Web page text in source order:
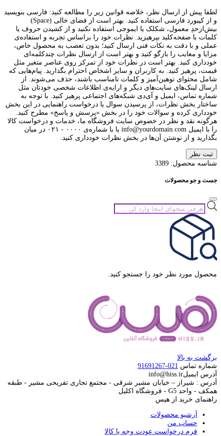
لطفا پیش از ارسال نظر، خلاصه قوانین زیر را مطالعه کنید: فارسی بنویسید
و از کیبورد فارسی استفاده کنید. بهتر است از فضای خالی (Space)
بیش‌از‌حدِ معمول، شکلک یا ایموجی استفاده نکنید و از کشیدن حروف یا
کلمات با صفحه‌کلید بپرهیزید. نظرات خود را براساس تجربه و استفاده‌ی
عملی و با دقت به نکات فنی ارسال کنید؛ بدون تعصب به محصول خاص،
مزایا و معایب را بازگو کنید و بهتر است از ارسال نظرات چندکلمه‌‌ای
خودداری کنید. بهتر است در نظرات خود از تمرکز روی عناصر متغیر مثل
قیمت، پرهیز کنید. به کاربران و سایر اشخاص احترام بگذارید. پیام‌هایی که
شامل محتوای توهین‌آمیز و کلمات نامناسب باشند، حذف می‌شوند. از
ارسال لینک‌های سایت‌های دیگر و ارایه‌ی اطلاعات شخصی خودتان مثل
شماره تماس، ایمیل و آی‌دی شبکه‌های اجتماعی پرهیز کنید. با توجه به
ساختار بخش نظرات، از پرسیدن سوال یا درخواست راهنمایی در این بخش
خودداری کرده و سوالات خود را در بخش «پرسش و پاسخ» مطرح کنید.
هرگونه نقد و نظر در خصوص سایت فروشگاه ما، خدمات و درخواست کالا
را با ایمیل info@yourdomain.com یا با شماره‌ی ۰۰۰۰ - ۰۲۱ در میان
بگذارید و از نوشتن آن‌ها در بخش نظرات خودداری کنید.
ثبت نظر
شناسه محصول: 3389
جست و جو محصولات
جستجوی
محصولات
محصول مورد نظر خود را جستجو کنید.
برگشت به بالا
شماره تماس 021-91691267
آدرس ایمیلinfo@hiss.ir
آدرس : شیراز – خیابان مشیر شرقی - مجتمع تجاری تفریحی مشیر - طبقه
همکف - واحد G5 - فروشگاه اکلیل
راهنمای خرید از هیس
آرشیو محصولات
حساب من
فرم درخواست عودت وجه یا کالا